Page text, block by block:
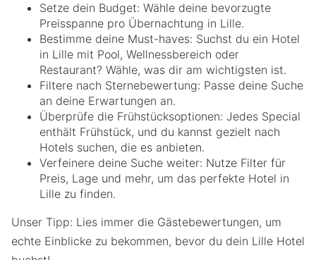
Setze dein Budget: Wähle deine bevorzugte
Preisspanne pro Übernachtung in Lille.
Bestimme deine Must-haves: Suchst du ein Hotel
in Lille mit Pool, Wellnessbereich oder
Restaurant? Wähle, was dir am wichtigsten ist.
Filtere nach Sternebewertung: Passe deine Suche
an deine Erwartungen an.
Überprüfe die Frühstücksoptionen: Jedes Special
enthält Frühstück, und du kannst gezielt nach
Hotels suchen, die es anbieten.
Verfeinere deine Suche weiter: Nutze Filter für
Preis, Lage und mehr, um das perfekte Hotel in
Lille zu finden.
Unser Tipp: Lies immer die Gästebewertungen, um
echte Einblicke zu bekommen, bevor du dein Lille Hotel